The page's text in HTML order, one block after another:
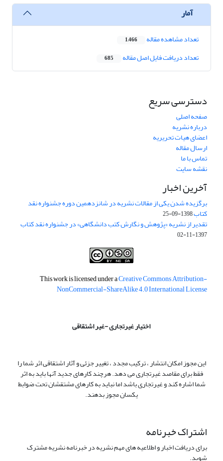
آمار
تعداد مشاهده مقاله 1,466
تعداد دریافت فایل اصل مقاله 685
دسترسی سریع
صفحه اصلی
درباره نشریه
اعضای هیات تحریریه
ارسال مقاله
تماس با ما
نقشه سایت
آخرین اخبار
برگزیده شدن یکی از مقالات نشریه در شانزدهمین دوره جشنواره نقد
کتاب1398-09-25
تقدیر از نشریه «پژوهش و نگارش کتب دانشگاهی» در جشنواره نقد کتاب
1397-11-02
This work is licensed under aCreative Commons Attribution-
NonCommercial-ShareAlike 4.0 International License
اختیار غیرتجاری -غیر اشتقاقی
این مجوز امکان انتشار ، ترکیب مجدد ، تغییر جزئی و آثار اشتقاقی اثر شما را
فقط برای مقاصد غیرتجاری می دهد. هرچند کارهای جدید آنها باید به اثر
شما اشاره کند و غیرتجاری باشد اما نباید به کارهای مشتقشان تحت ضوابط
یکسان مجوز بدهند.
اشتراک خبرنامه
برای دریافت اخبار و اطلاعیه های مهم نشریه در خبرنامه نشریه مشترک
شوید.